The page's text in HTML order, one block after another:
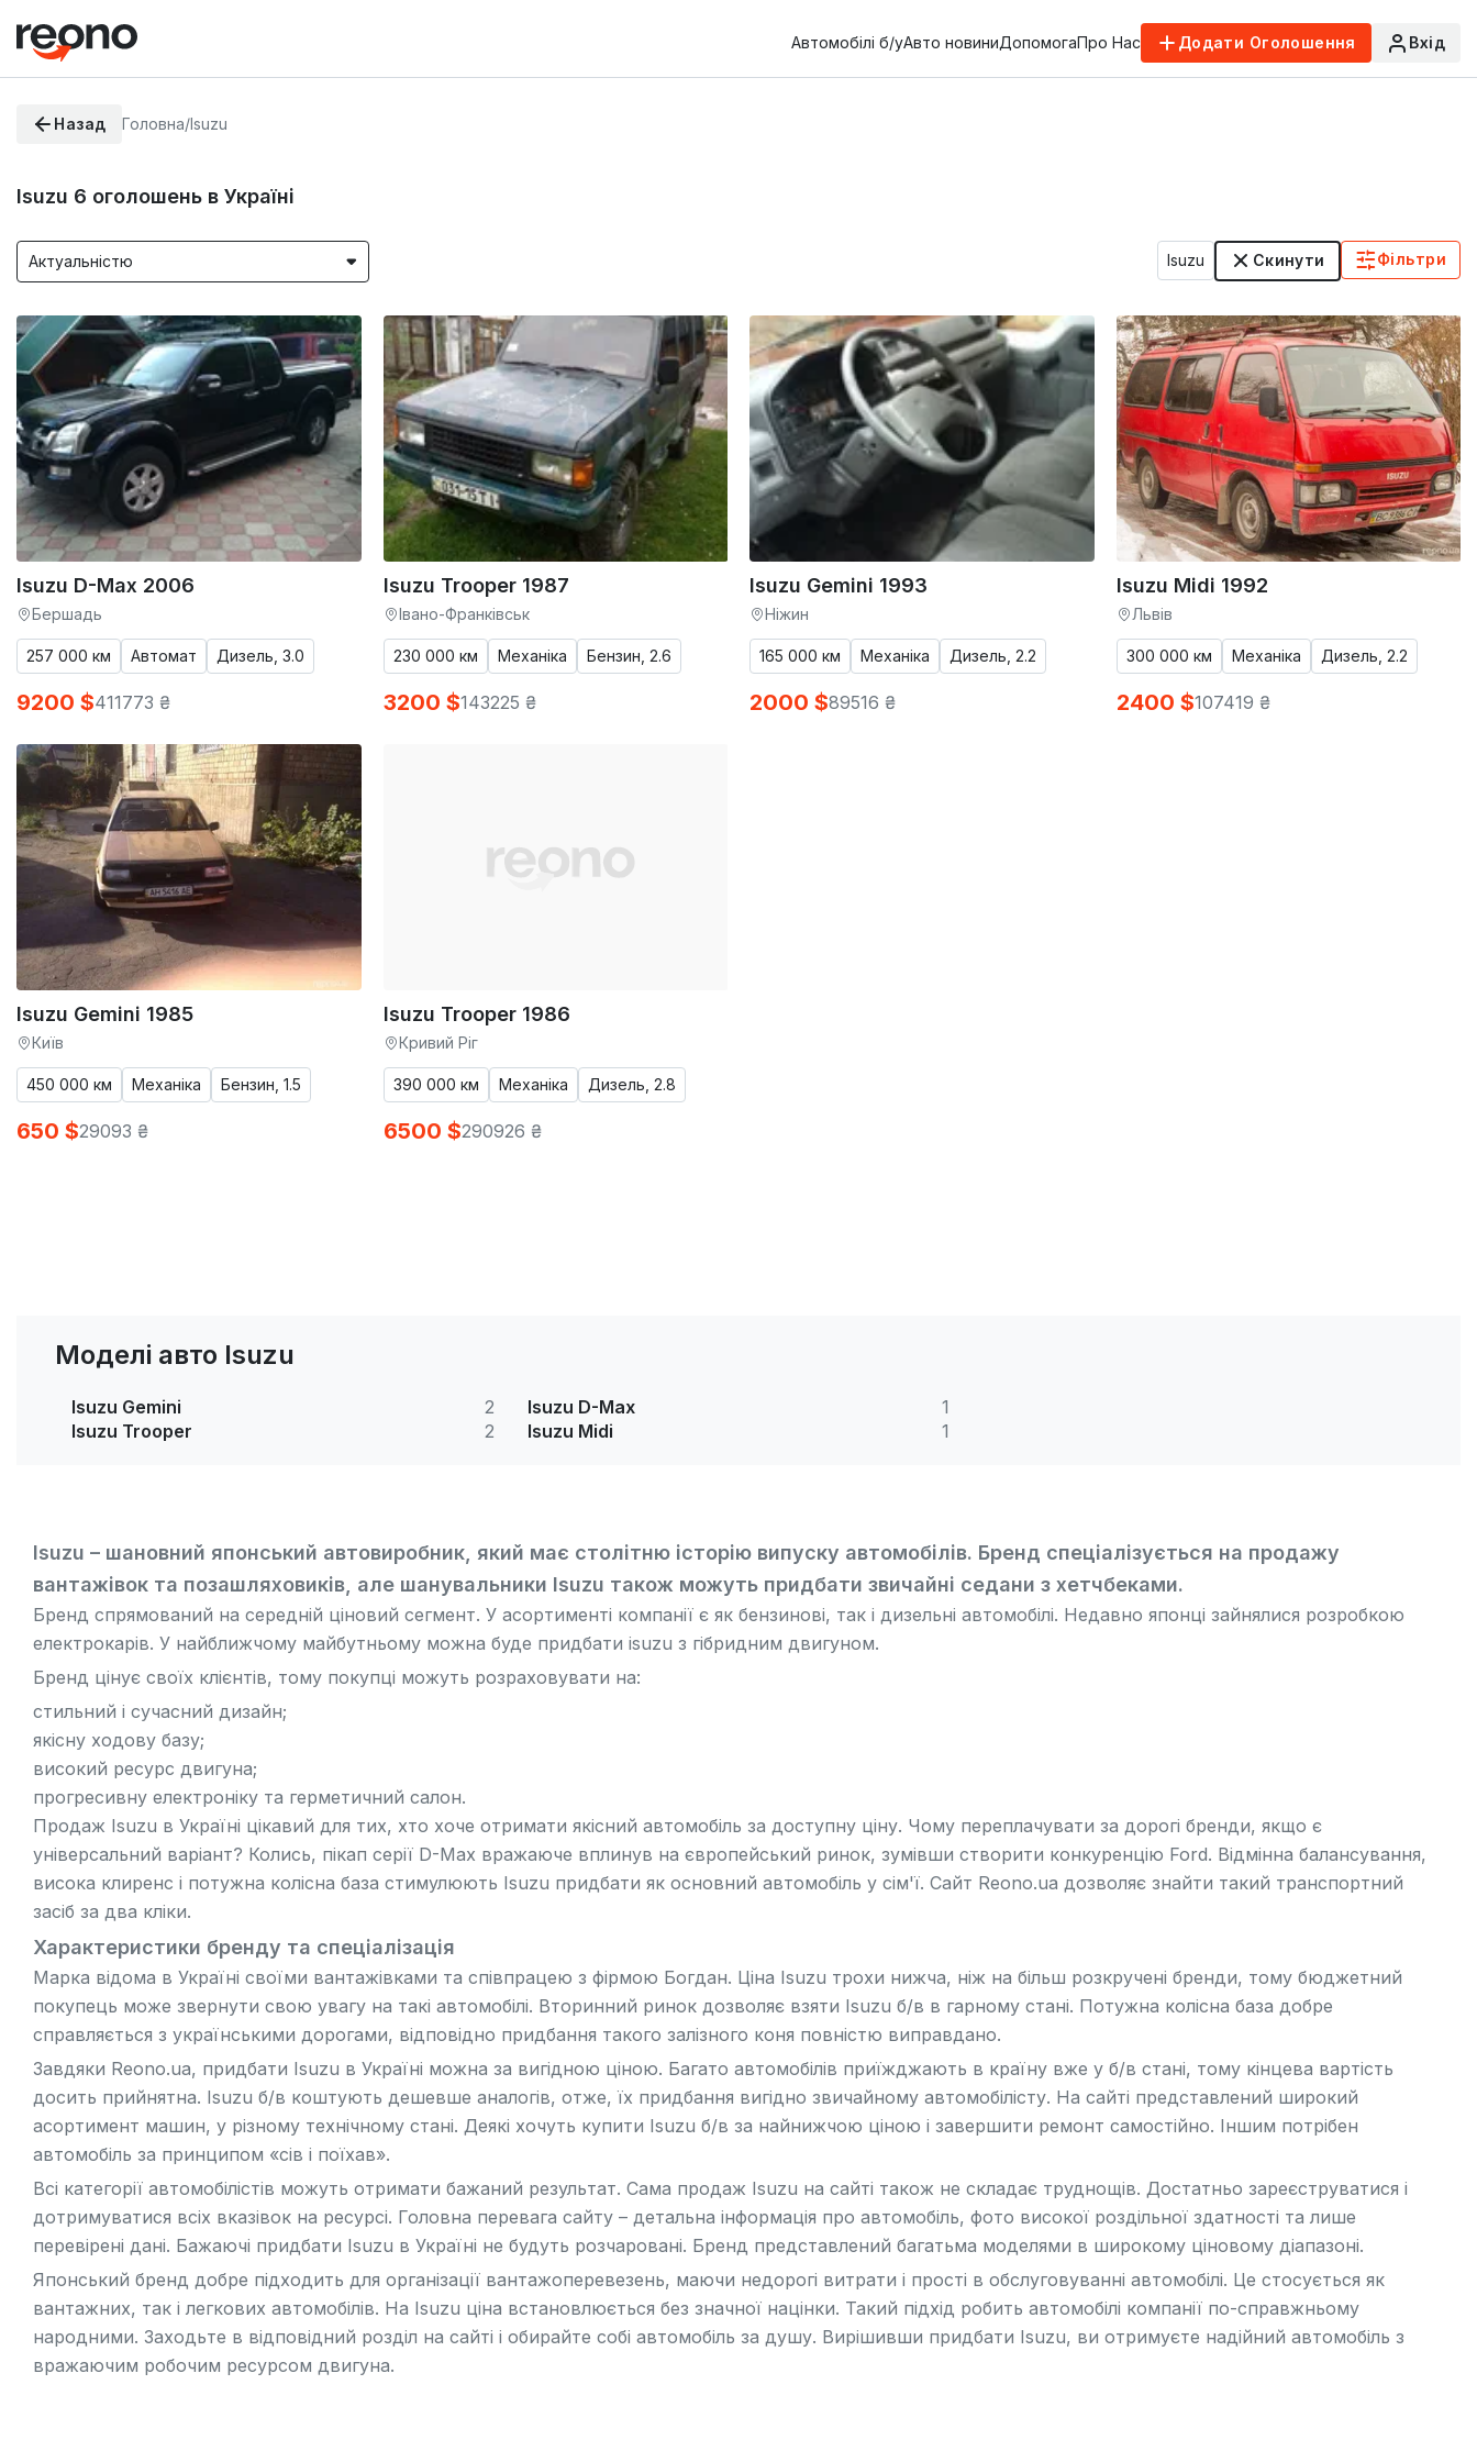
Автомобілі б/уАвто новиниДопомогаПро Нас Додати Оголошення Вхід
Назад Головна/Isuzu
Isuzu 6 оголошень в Україні
Актуальністю Isuzu Скинути Фільтри
Isuzu D-Max 2006
Бершадь
257 000 км Автомат Дизель, 3.0
9200 $411773 ₴
Isuzu Trooper 1987
Івано-Франківськ
230 000 км Механіка Бензин, 2.6
3200 $143225 ₴
Isuzu Gemini 1993
Ніжин
165 000 км Механіка Дизель, 2.2
2000 $89516 ₴
Isuzu Midi 1992
Львів
300 000 км Механіка Дизель, 2.2
2400 $107419 ₴
Isuzu Gemini 1985
Київ
450 000 км Механіка Бензин, 1.5
650 $29093 ₴
Isuzu Trooper 1986
Кривий Ріг
390 000 км Механіка Дизель, 2.8
6500 $290926 ₴
Моделі авто Isuzu
Isuzu Gemini
2
Isuzu Trooper
2
Isuzu D-Max
1
Isuzu Midi
1
Isuzu – шановний японський автовиробник, який має столітню історію випуску автомобілів. Бренд спеціалізується на продажу
вантажівок та позашляховиків, але шанувальники Isuzu також можуть придбати звичайні седани з хетчбеками.
Бренд спрямований на середній ціновий сегмент. У асортименті компанії є як бензинові, так і дизельні автомобілі. Недавно японці зайнялися розробкою
електрокарів. У найближчому майбутньому можна буде придбати isuzu з гібридним двигуном.
Бренд цінує своїх клієнтів, тому покупці можуть розраховувати на:
стильний і сучасний дизайн;
якісну ходову базу;
високий ресурс двигуна;
прогресивну електроніку та герметичний салон.
Продаж Isuzu в Україні цікавий для тих, хто хоче отримати якісний автомобіль за доступну ціну. Чому переплачувати за дорогі бренди, якщо є
універсальний варіант? Колись, пікап серії D-Max вражаюче вплинув на європейський ринок, зумівши створити конкуренцію Ford. Відмінна балансування,
висока клиренс і потужна колісна база стимулюють Isuzu придбати як основний автомобіль у сім'ї. Сайт Reono.ua дозволяє знайти такий транспортний
засіб за два кліки.
Характеристики бренду та спеціалізація
Марка відома в Україні своїми вантажівками та співпрацею з фірмою Богдан. Ціна Isuzu трохи нижча, ніж на більш розкручені бренди, тому бюджетний
покупець може звернути свою увагу на такі автомобілі. Вторинний ринок дозволяє взяти Isuzu б/в в гарному стані. Потужна колісна база добре
справляється з українськими дорогами, відповідно придбання такого залізного коня повністю виправдано.
Завдяки Reono.ua, придбати Isuzu в Україні можна за вигідною ціною. Багато автомобілів приїжджають в країну вже у б/в стані, тому кінцева вартість
досить прийнятна. Isuzu б/в коштують дешевше аналогів, отже, їх придбання вигідно звичайному автомобілісту. На сайті представлений широкий
асортимент машин, у різному технічному стані. Деякі хочуть купити Isuzu б/в за найнижчою ціною і завершити ремонт самостійно. Іншим потрібен
автомобіль за принципом «сів і поїхав».
Всі категорії автомобілістів можуть отримати бажаний результат. Сама продаж Isuzu на сайті також не складає труднощів. Достатньо зареєструватися і
дотримуватися всіх вказівок на ресурсі. Головна перевага сайту – детальна інформація про автомобіль, фото високої роздільної здатності та лише
перевірені дані. Бажаючі придбати Isuzu в Україні не будуть розчаровані. Бренд представлений багатьма моделями в широкому ціновому діапазоні.
Японський бренд добре підходить для організації вантажоперевезень, маючи недорогі витрати і прості в обслуговуванні автомобілі. Це стосується як
вантажних, так і легкових автомобілів. На Isuzu ціна встановлюється без значної націнки. Такий підхід робить автомобілі компанії по-справжньому
народними. Заходьте в відповідний розділ на сайті і обирайте собі автомобіль за душу. Вирішивши придбати Isuzu, ви отримуєте надійний автомобіль з
вражаючим робочим ресурсом двигуна.